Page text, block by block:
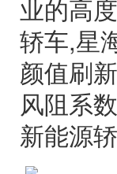
业的高
轿车,星
颜值刷
风阻系
新能源